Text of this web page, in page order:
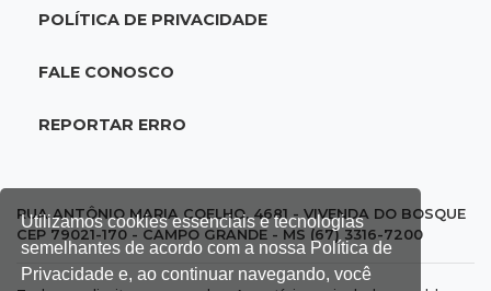
Utilizamos cookies essenciais e tecnologias
semelhantes de acordo com a nossa Política de
Privacidade e, ao continuar navegando, você
Palmeiras e Inter ficam no 0 a 0 pela 22ª
1% da população de pets na Capital
17:32
Arena Fonte Nova
POLÍTICA DE PRIVACIDADE
FALE CONOSCO
REPORTAR ERRO
RUA ANTÔNIO MARIA COELHO, 4681 - VIVENDA DO BOSQUE
CEP 79021-170 - CAMPO GRANDE - MS (67) 3316-7200